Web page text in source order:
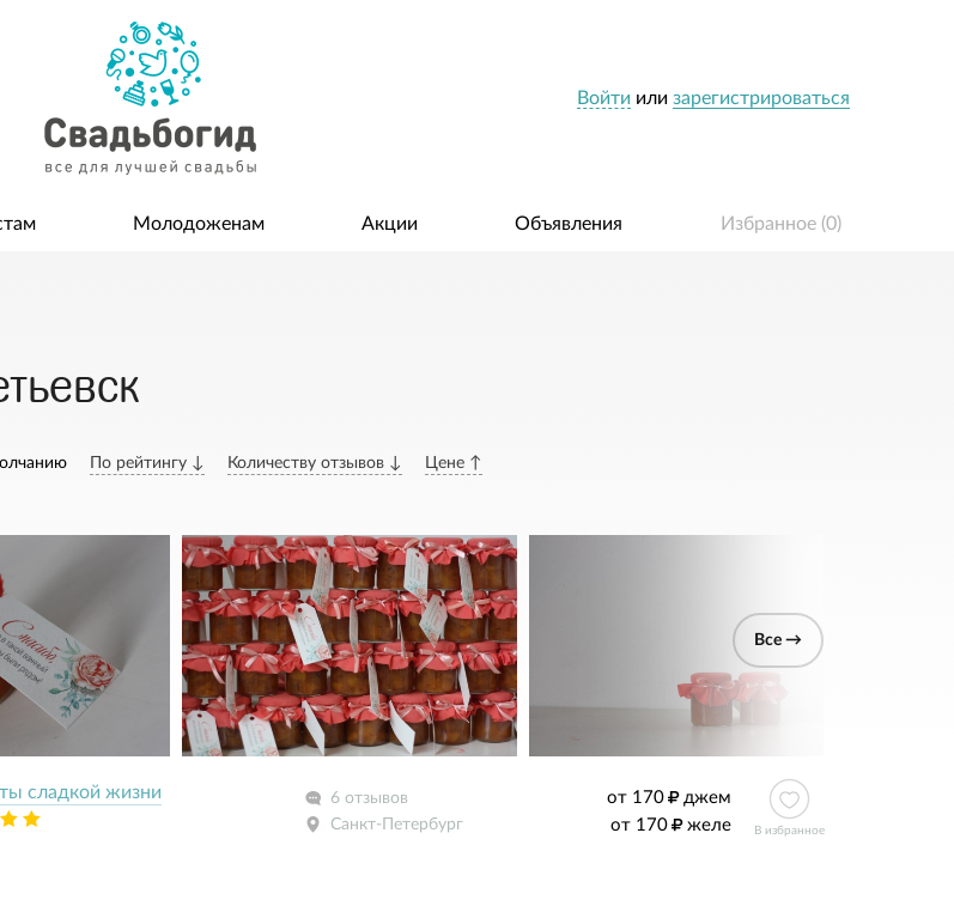
Войти или зарегистрироваться
Молодоженам Акции Объявления Избранное (0)
По рейтингу ↓ Количеству отзывов ↓ Цене ↑
Все →
сладкой жизни
6 отзывов
Санкт-Петербург
от 170
джем
от 170
желе В избранное